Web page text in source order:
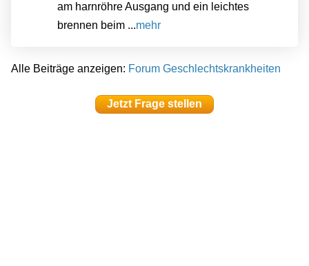
am harnröhre Ausgang und ein leichtes
brennen beim ...mehr
Alle Beiträge anzeigen: Forum Geschlechtskrankheiten
Jetzt Frage stellen